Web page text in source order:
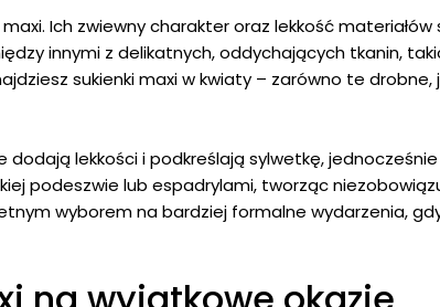
Ich zwiewny charakter oraz lekkość
innymi z delikatnych, oddychających tkanin,
sukienki maxi w kwiaty – zarówno te
dodają lekkości i podkreślają sylwetkę,
podeszwie lub espadrylami, tworząc
wyborem na bardziej formalne wydarzenia,